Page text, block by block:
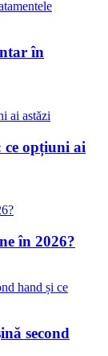
în
ce opțiuni ai
în 2026?
second